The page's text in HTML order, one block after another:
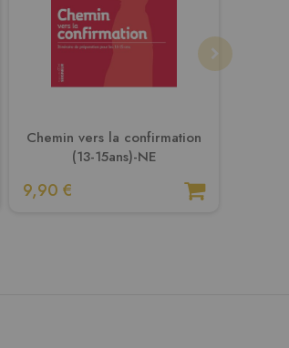
Chemin vers la confirmation
(13-15ans)-NE
9,90 €